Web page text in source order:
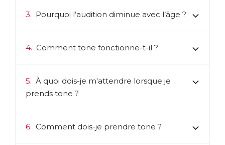
3. Pourquoi l’audition diminue avec l’âge ?
4. Comment tone fonctionne-t-il ?
5. À quoi dois-je m'attendre lorsque je
prends tone ?
6. Comment dois-je prendre tone ?